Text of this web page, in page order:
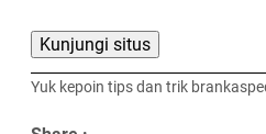
Kunjungi situs
Yuk kepoin tips dan trik